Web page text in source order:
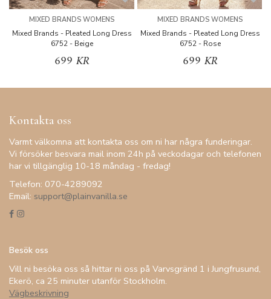
MIXED BRANDS WOMENS
Mixed Brands - Pleated Long Dress
6752 - Beige
699 KR
MIXED BRANDS WOMENS
Mixed Brands - Pleated Long Dress
6752 - Rose
699 KR
Kontakta oss
Varmt välkomna att kontakta oss om ni har några funderingar.
Vi försöker besvara mail inom 24h på veckodagar och telefonen
har vi tillgänglig 10-18 måndag - fredag!
Telefon: 070-4289092
Email: support@plainvanilla.se
Besök oss
Vill ni besöka oss så hittar ni oss på Varvsgränd 1 i Jungfrusund,
Ekerö, ca 25 minuter utanför Stockholm.
Vägbeskrivning